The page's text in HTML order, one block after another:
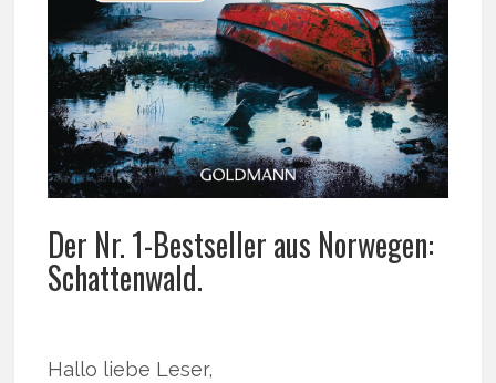
Der Nr. 1-Bestseller aus Norwegen:
Schattenwald.
Hallo liebe Leser,